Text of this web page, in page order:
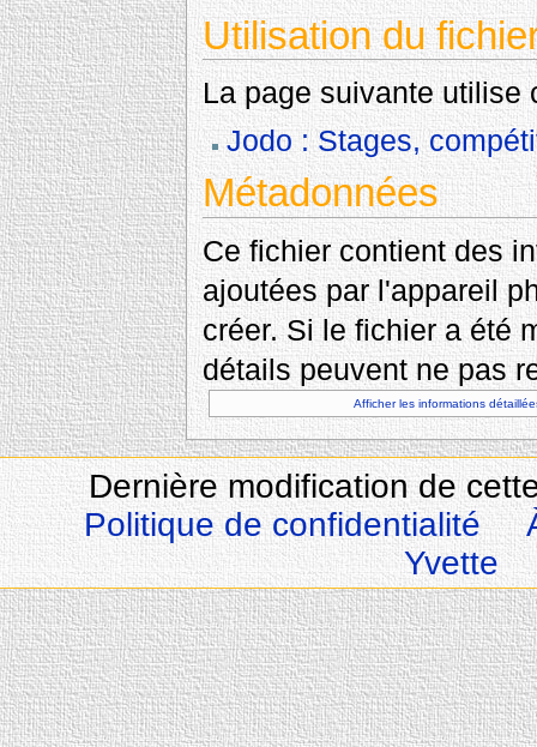
Utilisation du
La page suivante utilise
Jodo : Stages,
Métadonnées
Ce fichier contient des
ajoutées par l'appareil
créer. Si le fichier a été
détails peuvent ne pas
Afficher les informations
Dernière modification de
Politique de confidentialité
Yvette